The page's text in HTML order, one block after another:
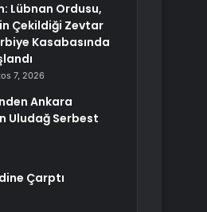
Lübnan Ordusu,
Çekildiği Zevtar
Kasabasında
7, 2026
Ankara
Uludağ Serbest
Çarptı